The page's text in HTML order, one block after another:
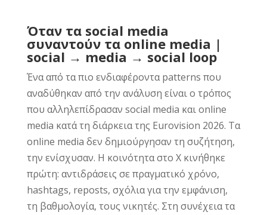
Όταν τα social media
συναντούν τα online media |
social → media → social loop
Ένα από τα πιο ενδιαφέροντα patterns που
αναδύθηκαν από την ανάλυση είναι ο τρόπος
που αλληλεπίδρασαν social media και online
media κατά τη διάρκεια της Eurovision 2026. Τα
online media δεν δημιούργησαν τη συζήτηση,
την ενίσχυσαν. Η κοινότητα στο X κινήθηκε
πρώτη: αντιδράσεις σε πραγματικό χρόνο,
hashtags, reposts, σχόλια για την εμφάνιση,
τη βαθμολογία, τους νικητές. Στη συνέχεια τα